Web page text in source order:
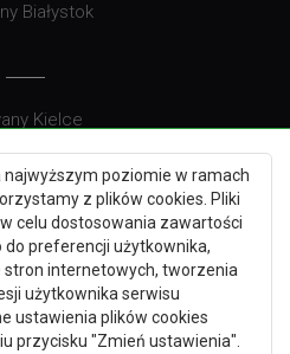
najwyższym poziomie w ramach
z plików cookies. Pliki
celu dostosowania zawartości
preferencji użytkownika,
internetowych, tworzenia
użytkownika serwisu
ustawienia plików cookies
przycisku "Zmień ustawienia".
Białystok
Kielce
Gdańsk
Toruń
Bydgoszcz
Łódź